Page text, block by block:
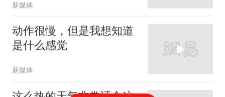
新媒体
动作很慢，但是我想知道
是什么感觉
新媒体